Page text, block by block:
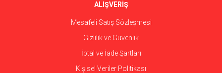
ALIŞVERİŞ
Mesafeli Satış Sözleşmesi
Gizlilik ve Güvenlik
İptal ve İade Şartları
Kişisel Veriler Politikası